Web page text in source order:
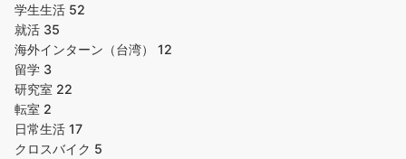
学生生活 52
就活 35
海外インターン（台湾） 12
留学 3
研究室 22
転室 2
日常生活 17
クロスバイク 5